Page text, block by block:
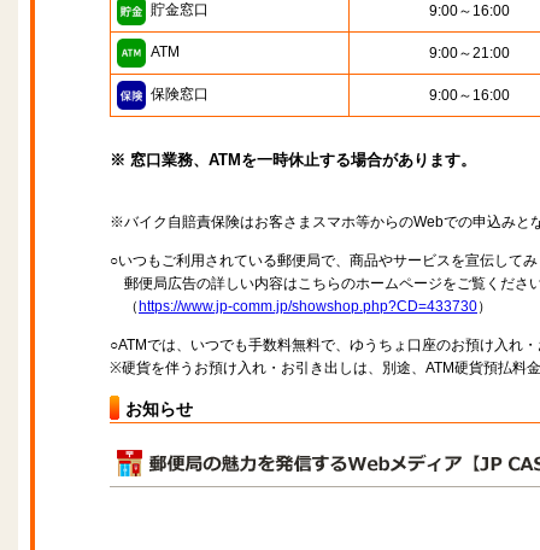
貯金窓口 9:00～16:00
ATM 9:00～21:00
保険窓口 9:00～16:00
※ 窓口業務、ATMを一時休止する場合があります。
※バイク自賠責保険はお客さまスマホ等からのWebでの申込みと
○いつもご利用されている郵便局で、商品やサービスを宣伝して
郵便局広告の詳しい内容はこちらのホームページをご覧くださ
（ https://www.jp-comm.jp/showshop.php?CD=433730）
○ATMでは、いつでも手数料無料で、ゆうちょ口座のお預け入れ
※硬貨を伴うお預け入れ・お引き出しは、別途、ATM硬貨預払料
お知らせ